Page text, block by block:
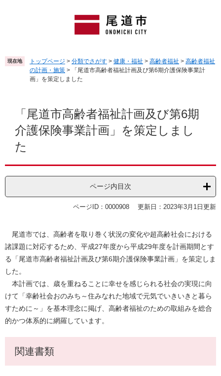
頭
で
飛
ば
現在地 トップページ > 分類でさがす > 健康・福祉 > 高齢者福祉 > 高齢者福祉
の計画・施策 >
「尾道市高齢者福祉計画及び第6期介護保険事業計
画」を策定しました
「尾道市高齢者福祉計画及び第6期
介護保険事業計画」を策定しまし
た
ページ内目次
ページID：0000908 更新日：2023年3月1日更新
尾道市では、高齢者を取り巻く状況の変化や超高齢社会における
諸課題に対応するため、平成27年度から平成29年度を計画期間とす
る「尾道市高齢者福祉計画及び第6期介護保険事業計画」を策定しま
した。
本計画では、歳を重ねることに幸せを感じられる社会の実現に向
けて「幸齢社会おのみち～住みなれた地域で元気でいきいきと暮ら
すために～」を基本理念に掲げ、高齢者福祉のための取組みを総合
的かつ体系的に網羅しています。
関連書類